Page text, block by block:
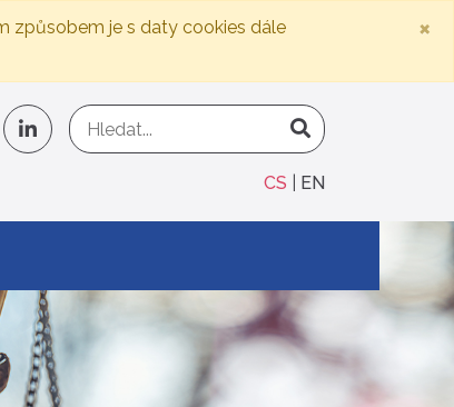
způsobem je s daty cookies dále
×
CS EN